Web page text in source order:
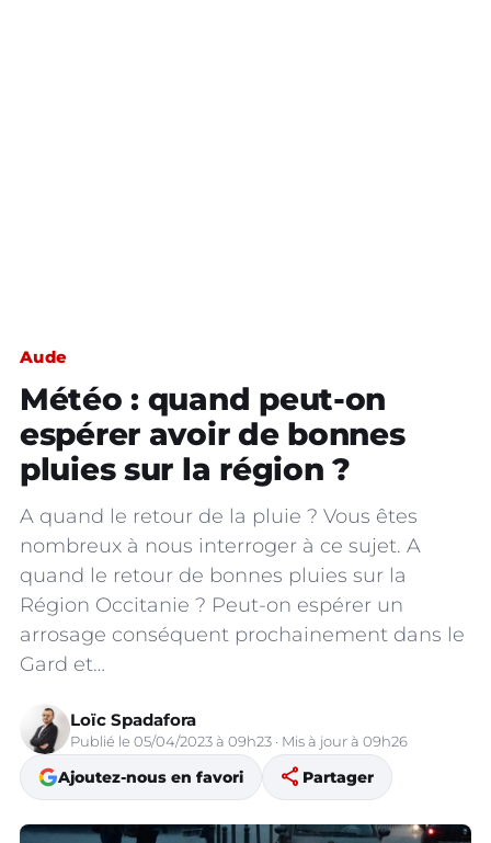
Aude
Météo : quand peut-on
espérer avoir de bonnes
pluies sur la région ?
A quand le retour de la pluie ? Vous êtes
nombreux à nous interroger à ce sujet. A
quand le retour de bonnes pluies sur la
Région Occitanie ? Peut-on espérer un
arrosage conséquent prochainement dans le
Gard et…
Loïc Spadafora
Publié le 05/04/2023 à 09h23 · Mis à jour à 09h26
Ajoutez-nous en favori share Partager